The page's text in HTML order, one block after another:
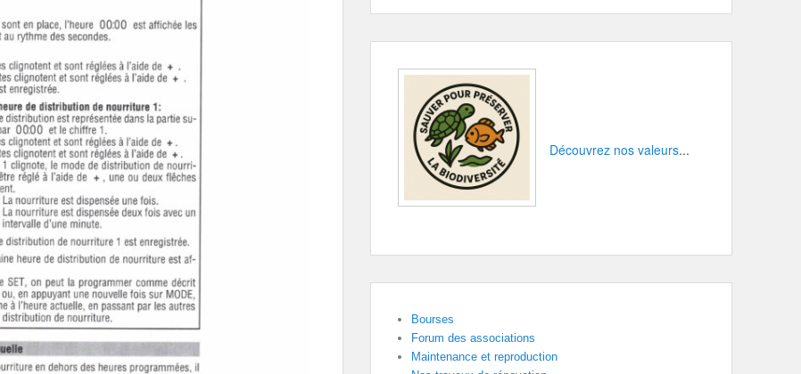
Découvrez nos valeurs...
Bourses
Forum des associations
Maintenance et reproduction